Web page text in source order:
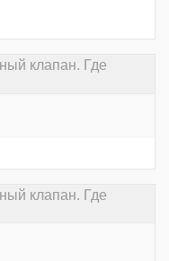
клапан. Где
клапан. Где